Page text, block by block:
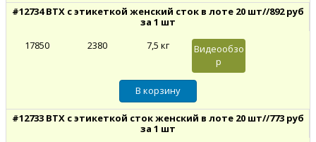
#12734 BTX с этикеткой женский сток в лоте 20 шт//892 руб
за 1 шт
17850
2380 7,5 кг
Видеообзо
р
#12733 BTX с этикеткой сток женский в лоте 20 шт//773 руб
за 1 шт